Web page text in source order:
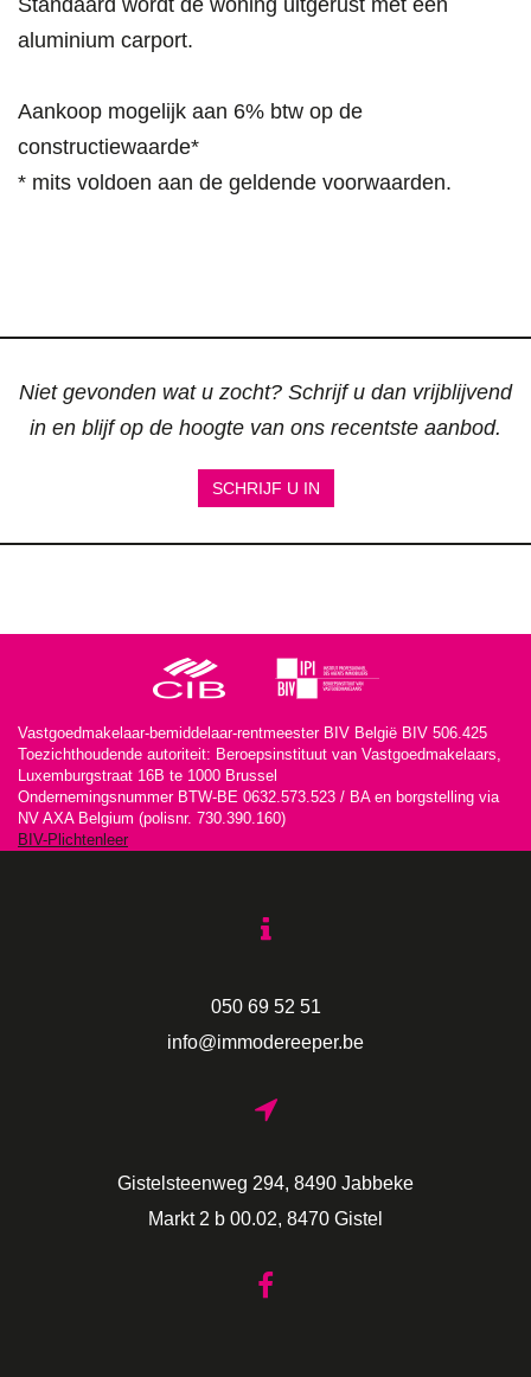
Standaard wordt de woning uitgerust met een
aluminium carport.
Aankoop mogelijk aan 6% btw op de
constructiewaarde*
* mits voldoen aan de geldende voorwaarden.
Niet gevonden wat u zocht? Schrijf u dan vrijblijvend
in en blijf op de hoogte van ons recentste aanbod.
SCHRIJF U IN
Vastgoedmakelaar-bemiddelaar-rentmeester BIV België BIV 506.425
Toezichthoudende autoriteit: Beroepsinstituut van Vastgoedmakelaars,
Luxemburgstraat 16B te 1000 Brussel
Ondernemingsnummer BTW-BE 0632.573.523 / BA en borgstelling via
NV AXA Belgium (polisnr. 730.390.160)
BIV-Plichtenleer
050 69 52 51
info@immodereeper.be
Gistelsteenweg 294, 8490 Jabbeke
Markt 2 b 00.02, 8470 Gistel